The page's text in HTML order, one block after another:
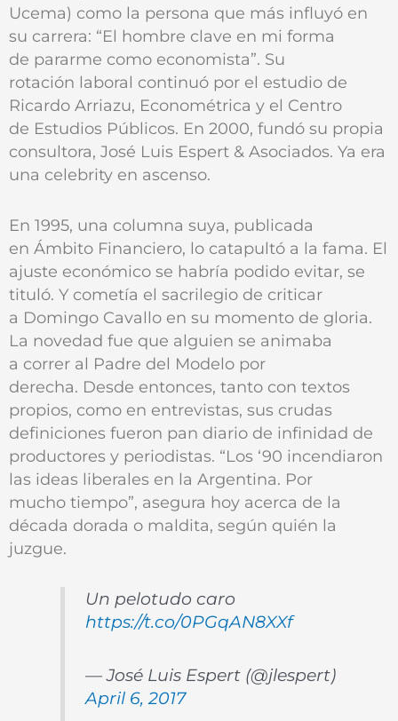
Ucema) como la persona que más influyó en
su carrera: “El hombre clave en mi forma
de pararme como economista”. Su
rotación laboral continuó por el estudio de
Ricardo Arriazu, Econométrica y el Centro
de Estudios Públicos. En 2000, fundó su propia
consultora, José Luis Espert & Asociados. Ya era
una celebrity en ascenso.
En 1995, una columna suya, publicada
en Ámbito Financiero, lo catapultó a la fama. El
ajuste económico se habría podido evitar, se
tituló. Y cometía el sacrilegio de criticar
a Domingo Cavallo en su momento de gloria.
La novedad fue que alguien se animaba
a correr al Padre del Modelo por
derecha. Desde entonces, tanto con textos
propios, como en entrevistas, sus crudas
definiciones fueron pan diario de infinidad de
productores y periodistas. “Los ‘90 incendiaron
las ideas liberales en la Argentina. Por
mucho tiempo”, asegura hoy acerca de la
década dorada o maldita, según quién la
juzgue.
Un pelotudo caro
https://t.co/0PGqAN8XXf
— José Luis Espert (@jlespert)
April 6, 2017